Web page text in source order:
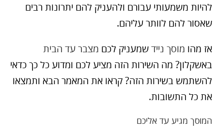
להיות משמעותי עבורם ולהעניק להם יתרונות רבים
שאסור להם לוותר עליהם.
אז מהו מוסך ניידשמעניק לכם מצבר עד הבית
באשקלון? מה השירות הזה מציע לכם ומדוע כל כך כדאי
להשתמש בשירות הזה? קראו את המאמר הבא ותמצאו
את כל התשובות.
המוסך מגיע עד אליכם